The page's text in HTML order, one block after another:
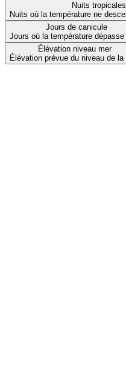
Nuits tropicales
Nuits où la température ne
Jours de canicule
Jours où la température dépasse
Élévation niveau mer
Élévation prévue du niveau de la